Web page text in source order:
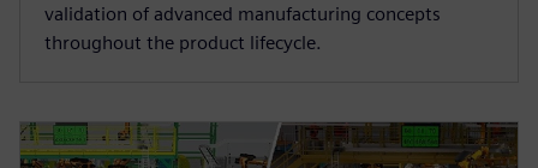
validation of advanced manufacturing concepts
throughout the product lifecycle.